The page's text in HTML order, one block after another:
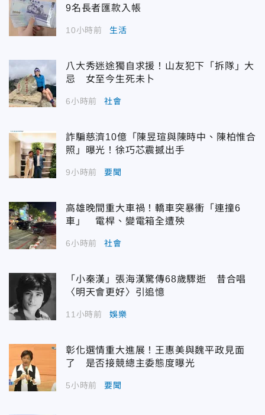
9名長者匯款入帳
10小時前 生活
八大秀迷途獨自求援！山友犯下「拆隊」大
忌 女至今生死未卜
6小時前 社會
詐騙慈濟10億「陳昱瑄與陳時中、陳柏惟合
照」曝光！徐巧芯震撼出手
9小時前 要聞
高雄晚間重大車禍！轎車突暴衝「連撞6
車」 電桿、變電箱全遭殃
6小時前 社會
「小秦漢」張海漢驚傳68歲驟逝 昔合唱
〈明天會更好〉引追憶
11小時前 娛樂
彰化選情重大進展！王惠美與魏平政見面
了 是否接競總主委態度曝光
5小時前 要聞